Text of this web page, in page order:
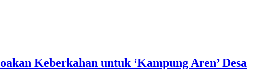
Keberkahan untuk ‘Kampung Aren’ Desa